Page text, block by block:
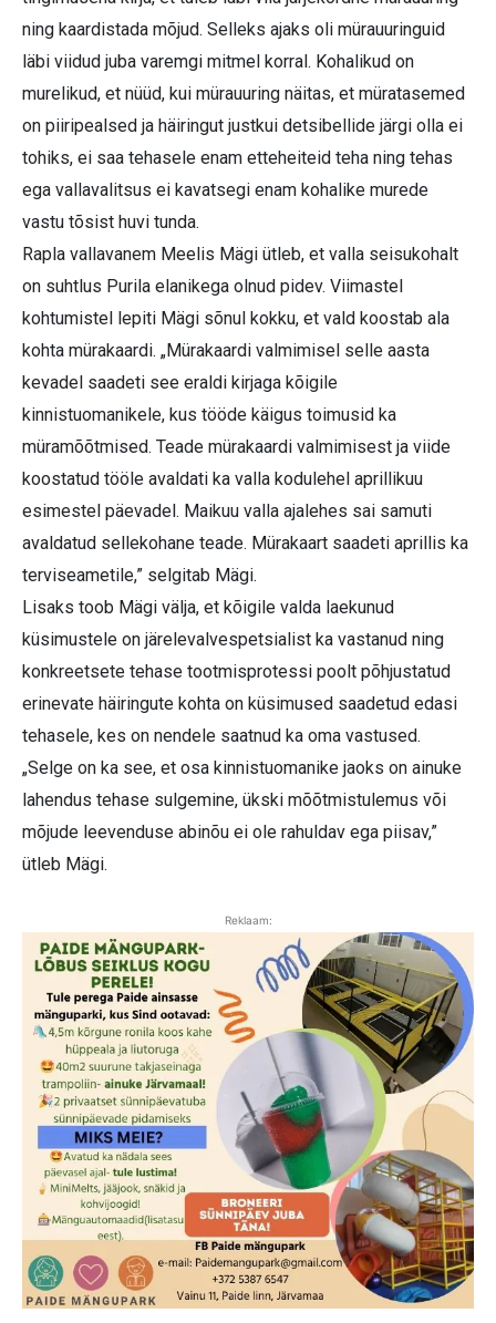
ning kaardistada mõjud. Selleks ajaks oli mürauuringuid
läbi viidud juba varemgi mitmel korral. Kohalikud on
murelikud, et nüüd, kui mürauuring näitas, et müratasemed
on piiripealsed ja häiringut justkui detsibellide järgi olla ei
tohiks, ei saa tehasele enam etteheiteid teha ning tehas
ega vallavalitsus ei kavatsegi enam kohalike murede
vastu tõsist huvi tunda.
Rapla vallavanem Meelis Mägi ütleb, et valla seisukohalt
on suhtlus Purila elanikega olnud pidev. Viimastel
kohtumistel lepiti Mägi sõnul kokku, et vald koostab ala
kohta mürakaardi. „Mürakaardi valmimisel selle aasta
kevadel saadeti see eraldi kirjaga kõigile
kinnistuomanikele, kus tööde käigus toimusid ka
müramõõtmised. Teade mürakaardi valmimisest ja viide
koostatud tööle avaldati ka valla kodulehel aprillikuu
esimestel päevadel. Maikuu valla ajalehes sai samuti
avaldatud sellekohane teade. Mürakaart saadeti aprillis ka
terviseametile,” selgitab Mägi.
Lisaks toob Mägi välja, et kõigile valda laekunud
küsimustele on järelevalvespetsialist ka vastanud ning
konkreetsete tehase tootmisprotessi poolt põhjustatud
erinevate häiringute kohta on küsimused saadetud edasi
tehasele, kes on nendele saatnud ka oma vastused.
„Selge on ka see, et osa kinnistuomanike jaoks on ainuke
lahendus tehase sulgemine, ükski mõõtmistulemus või
mõjude leevenduse abinõu ei ole rahuldav ega piisav,”
ütleb Mägi.
Reklaam: